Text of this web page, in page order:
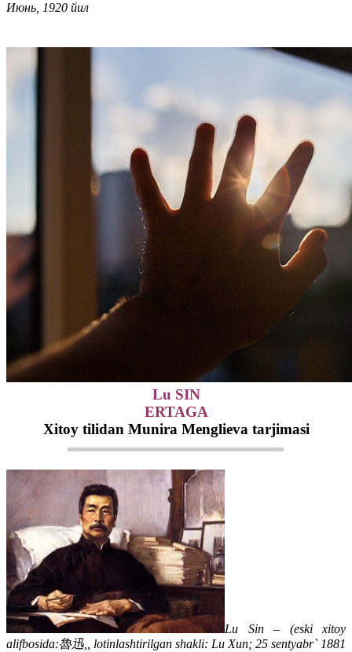
Июнь, 1920 йил
Lu SIN
ERTAGA
Xitoy tilidan Munira Menglieva tarjimasi
Lu Sin – (eski xitoy
alifbosida:魯迅,, lotinlashtirilgan shakli: Lu Xun; 25 sentyabr` 1881